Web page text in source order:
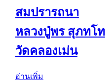
สมปรารถนา
หลวงปู่พร สุภทโท
วัดคลองเม่น
อ่านเพิ่ม